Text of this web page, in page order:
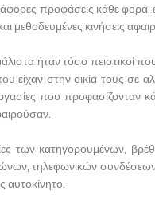
προφάσεις κάθε
μεθοδευμένες κινήσεις
ήταν τόσο πειστικοί
είχαν στην οικία τους σε
που προφασίζονταν
των κατηγορουμένων,
τηλεφωνικών
αυτοκίνητο.